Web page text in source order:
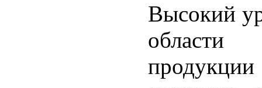
Высокий
области